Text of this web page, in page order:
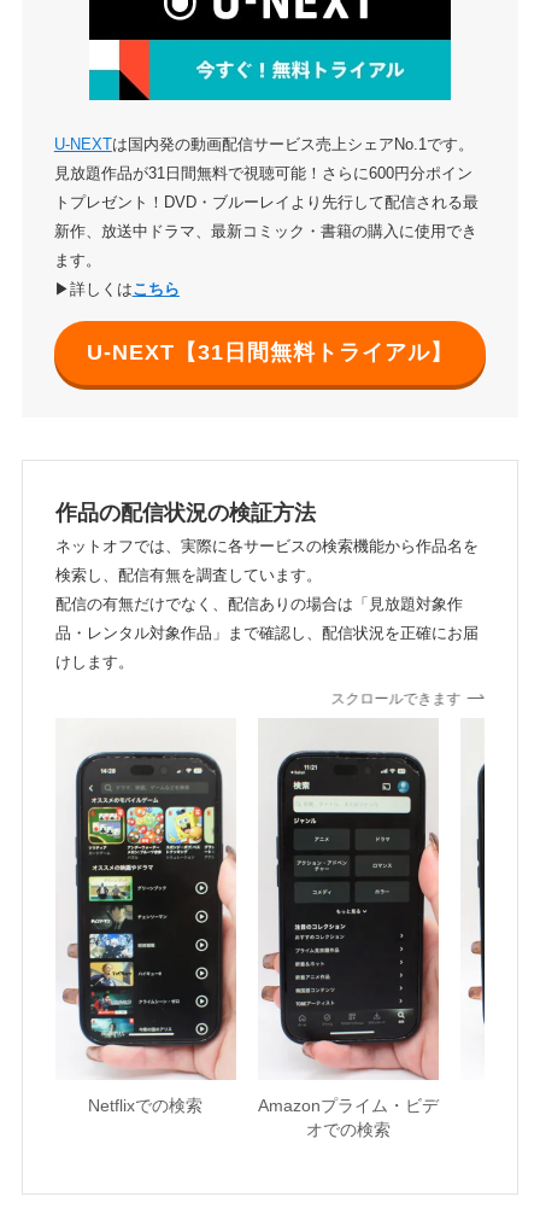
U-NEXTは国内発の動画配信サービス売上シェアNo.1です。
見放題作品が31日間無料で視聴可能！さらに600円分ポイン
トプレゼント！DVD・ブルーレイより先行して配信される最
新作、放送中ドラマ、最新コミック・書籍の購入に使用でき
ます。
▶詳しくはこちら
U-NEXT【31日間無料トライアル】
作品の配信状況の検証方法
ネットオフでは、実際に各サービスの検索機能から作品名を
検索し、配信有無を調査しています。
配信の有無だけでなく、配信ありの場合は「見放題対象作
品・レンタル対象作品」まで確認し、配信状況を正確にお届
けします。
スクロールできます
Netflixでの検索
Amazonプライム・ビデ
オでの検索